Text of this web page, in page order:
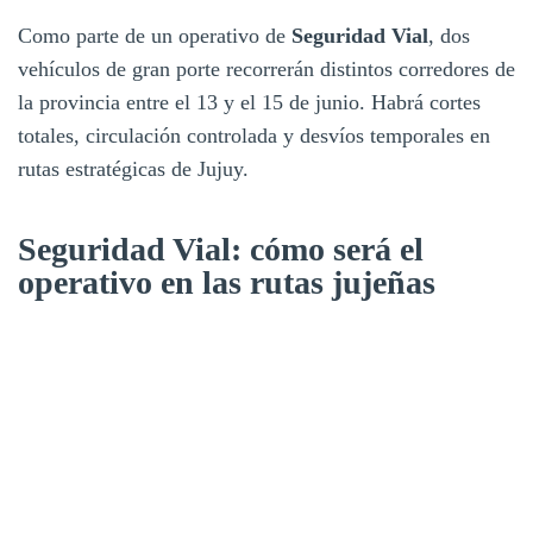
Como parte de un operativo de Seguridad Vial, dos
vehículos de gran porte recorrerán distintos corredores de
la provincia entre el 13 y el 15 de junio. Habrá cortes
totales, circulación controlada y desvíos temporales en
rutas estratégicas de Jujuy.
Seguridad Vial: cómo será el
operativo en las rutas jujeñas